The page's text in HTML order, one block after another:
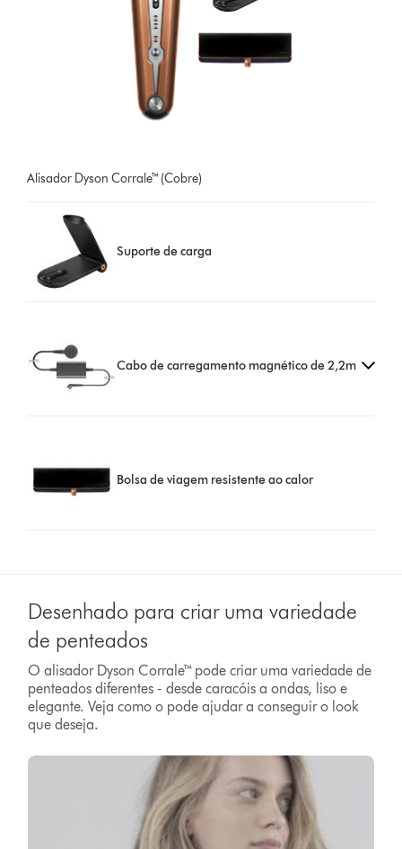
Alisador Dyson Corrale™ (Cobre)
Suporte de carga
Cabo de carregamento magnético de 2,2m
Bolsa de viagem resistente ao calor
Desenhado para criar uma variedade
de penteados
O alisador Dyson Corrale™ pode criar uma variedade de
penteados diferentes - desde caracóis a ondas, liso e
elegante. Veja como o pode ajudar a conseguir o look
que deseja.